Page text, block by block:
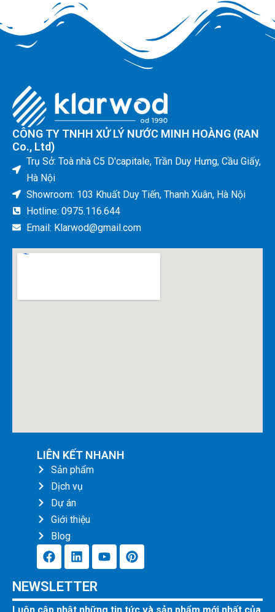
CÔNG TY TNHH XỬ LÝ NƯỚC MINH HOÀNG (RAN
Co., Ltd)
Trụ Sở: Toà nhà C5 D'capitale, Trần Duy Hưng, Cầu Giấy,
Hà Nội
Showroom: 103 Khuất Duy Tiến, Thanh Xuân, Hà Nội
Hotline: 0975.116.644
Email: Klarwod@gmail.com
LIÊN KẾT NHANH
Sản phẩm
Dịch vụ
Dự án
Giới thiệu
Blog
F
a
e
b
L
i
k
e
Y
o
u
P
i
e
NEWSLETTER
Luôn cập nhật những tin tức và sản phẩm mới nhất của